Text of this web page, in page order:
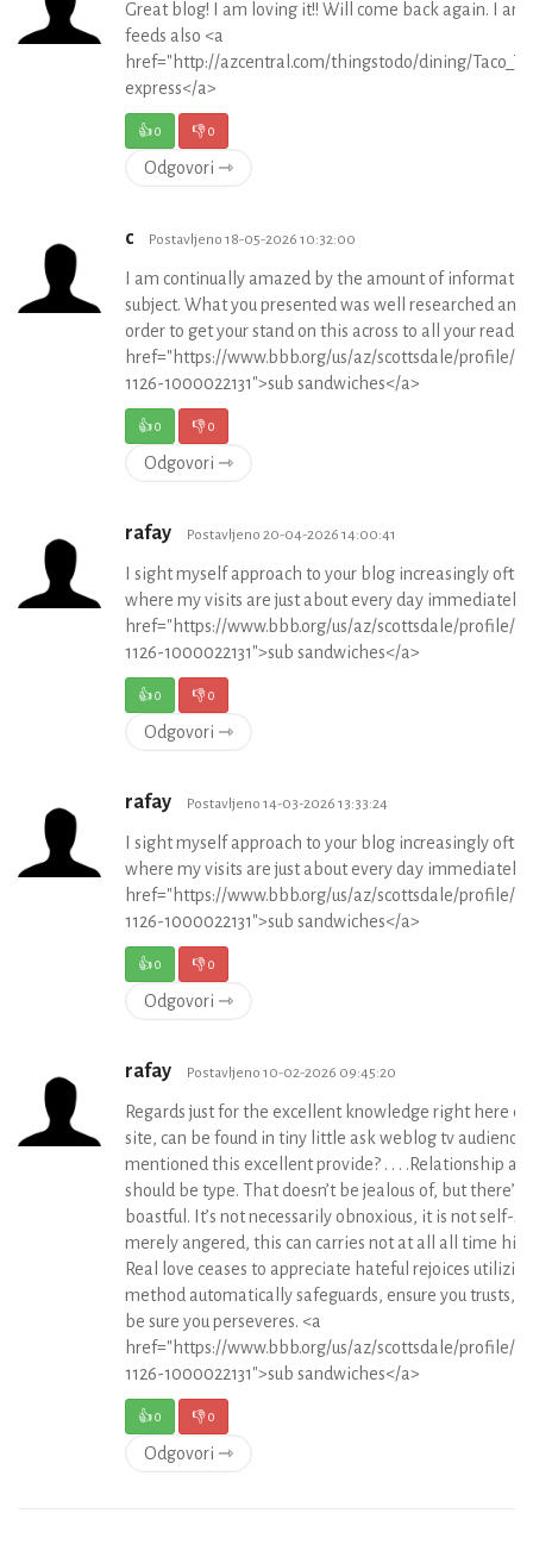
Great blog! I am loving it!! Will come back again. I
feeds also <a
href="http://azcentral.com/thingstodo/dining/
express</a>
👍0 👎0
Odgovori ⇾
c Postavljeno 18-05-2026 10:32:00
I am continually amazed by the amount of
subject. What you presented was well researched
order to get your stand on this across to all your
href="https://www.bbb.org/us/az/scottsdale/profile/
1126-1000022131">sub sandwiches</a>
👍0 👎0
Odgovori ⇾
rafay Postavljeno 20-04-2026 14:00:41
I sight myself approach to your blog increasingly
where my visits are just about every day immediately!
href="https://www.bbb.org/us/az/scottsdale/profile/
1126-1000022131">sub sandwiches</a>
👍0 👎0
Odgovori ⇾
rafay Postavljeno 14-03-2026 13:33:24
I sight myself approach to your blog increasingly
where my visits are just about every day immediately!
href="https://www.bbb.org/us/az/scottsdale/profile/
1126-1000022131">sub sandwiches</a>
👍0 👎0
Odgovori ⇾
rafay Postavljeno 10-02-2026 09:45:20
Regards just for the excellent knowledge right here
site, can be found in tiny little ask weblog tv audience.
mentioned this excellent provide? . . . .Relationship
should be type. That doesn’t be jealous of, but there’s
boastful. It’s not necessarily obnoxious, it is not self-
merely angered, this can carries not at all all time
Real love ceases to appreciate hateful rejoices
method automatically safeguards, ensure you trusts,
be sure you perseveres. <a
href="https://www.bbb.org/us/az/scottsdale/profile/
1126-1000022131">sub sandwiches</a>
👍0 👎0
Odgovori ⇾